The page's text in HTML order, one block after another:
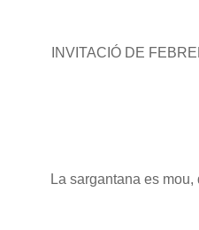
INVITACIÓ DE
La sargantana es mou,